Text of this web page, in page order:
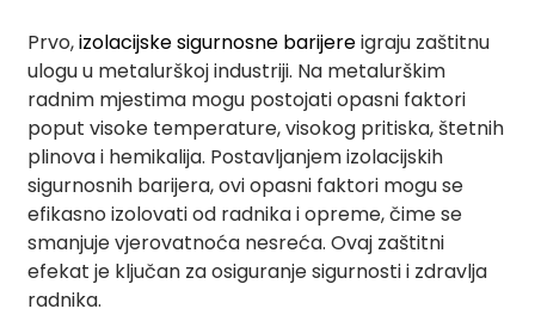
Prvo,izolacijske sigurnosne barijereigraju zaštitnu
ulogu u metalurškoj industriji. Na metalurškim
radnim mjestima mogu postojati opasni faktori
poput visoke temperature, visokog pritiska, štetnih
plinova i hemikalija. Postavljanjem izolacijskih
sigurnosnih barijera, ovi opasni faktori mogu se
efikasno izolovati od radnika i opreme, čime se
smanjuje vjerovatnoća nesreća. Ovaj zaštitni
efekat je ključan za osiguranje sigurnosti i zdravlja
radnika.